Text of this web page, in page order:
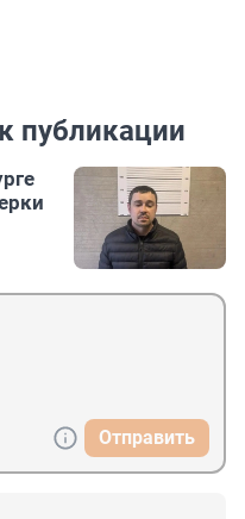
публикации
Отправить